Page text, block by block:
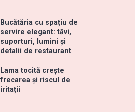
Bucătăria cu spațiu de
servire elegant: tăvi,
suporturi, lumini și
detalii de restaurant
Lama tocită crește
frecarea și riscul de
iritații